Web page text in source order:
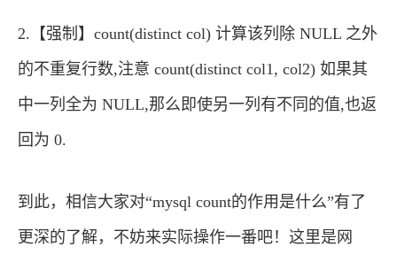
2.【强制】count(distinct col) 计算该列除 NULL 之外
的不重复行数,注意 count(distinct col1, col2) 如果其
中一列全为 NULL,那么即使另一列有不同的值,也返
回为 0.
到此，相信大家对“mysql count的作用是什么”有了
更深的了解，不妨来实际操作一番吧！这里是网